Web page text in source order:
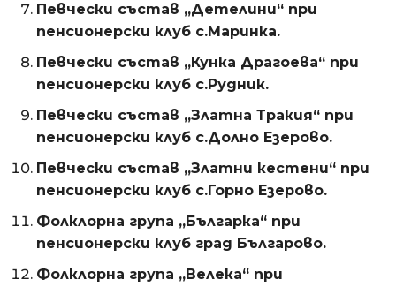
Певчески състав „Детелини“ при
пенсионерски клуб с.Маринка.
Певчески състав „Кунка Драгоева“ при
пенсионерски клуб с.Рудник.
Певчески състав „Златна Тракия“ при
пенсионерски клуб с.Долно Езерово.
Певчески състав „Златни кестени“ при
пенсионерски клуб с.Горно Езерово.
Фолклорна група „Българка“ при
пенсионерски клуб град Българово.
Фолклорна група „Велека“ при